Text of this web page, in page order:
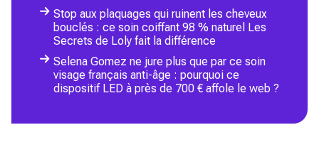
Stop aux plaquages qui ruinent les cheveux
bouclés : ce soin coiffant 98 % naturel Les
Secrets de Loly fait la différence
Selena Gomez ne jure plus que par ce soin
visage français anti-âge : pourquoi ce
dispositif LED à près de 700 € affole le web ?